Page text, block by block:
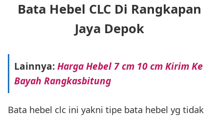
Bata Hebel CLC Di Rangkapan
Jaya Depok
Lainnya:Harga Hebel 7 cm 10 cm Kirim Ke
Bayah Rangkasbitung
Bata hebel clc ini yakni tipe bata hebel yg tidak